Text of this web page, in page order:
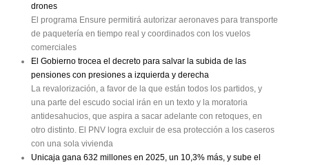
drones
El programa Ensure permitirá autorizar aeronaves para transporte
de paquetería en tiempo real y coordinados con los vuelos
comerciales
El Gobierno trocea el decreto para salvar la subida de las
pensiones con presiones a izquierda y derecha
La revalorización, a favor de la que están todos los partidos, y
una parte del escudo social irán en un texto y la moratoria
antidesahucios, que aspira a sacar adelante con retoques, en
otro distinto. El PNV logra excluir de esa protección a los caseros
con una sola vivienda
Unicaja gana 632 millones en 2025, un 10,3% más, y sube el